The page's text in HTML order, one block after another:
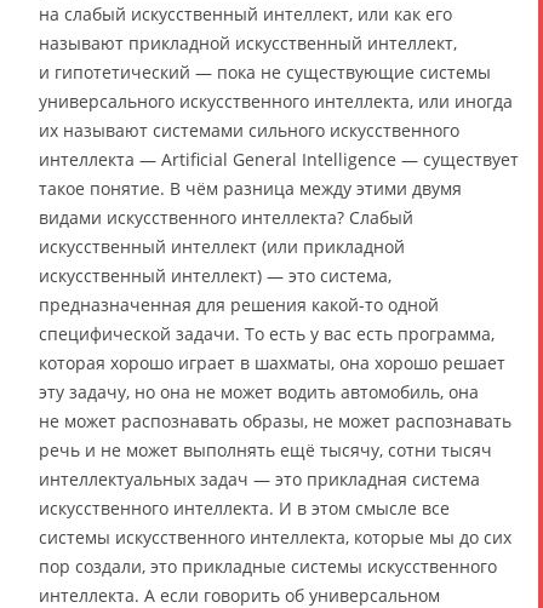
на слабый искусственный интеллект, или как его
называют прикладной искусственный интеллект,
и гипотетический — пока не существующие системы
универсального искусственного интеллекта, или иногда
их называют системами сильного искусственного
интеллекта — Artificial General Intelligence — существует
такое понятие. В чём разница между этими двумя
видами искусственного интеллекта? Слабый
искусственный интеллект (или прикладной
искусственный интеллект) — это система,
предназначенная для решения какой-то одной
специфической задачи. То есть у вас есть программа,
которая хорошо играет в шахматы, она хорошо решает
эту задачу, но она не может водить автомобиль, она
не может распознавать образы, не может распознавать
речь и не может выполнять ещё тысячу, сотни тысяч
интеллектуальных задач — это прикладная система
искусственного интеллекта. И в этом смысле все
системы искусственного интеллекта, которые мы до сих
пор создали, это прикладные системы искусственного
интеллекта. А если говорить об универсальном